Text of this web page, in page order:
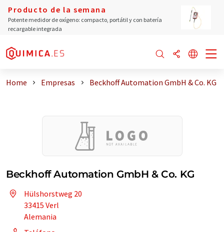
Producto de la semana
Potente medidor de oxígeno: compacto, portátil y con batería
recargable integrada
Home Empresas Beckhoff Automation GmbH & Co. KG
Beckhoff Automation GmbH & Co. KG
Hülshorstweg 20
33415 Verl
Alemania